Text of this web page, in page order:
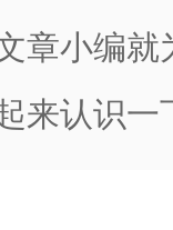
章小编
来认识